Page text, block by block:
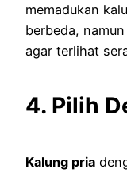
memadukan
berbeda,
agar terlihat
4. Pilih
Kalung pria